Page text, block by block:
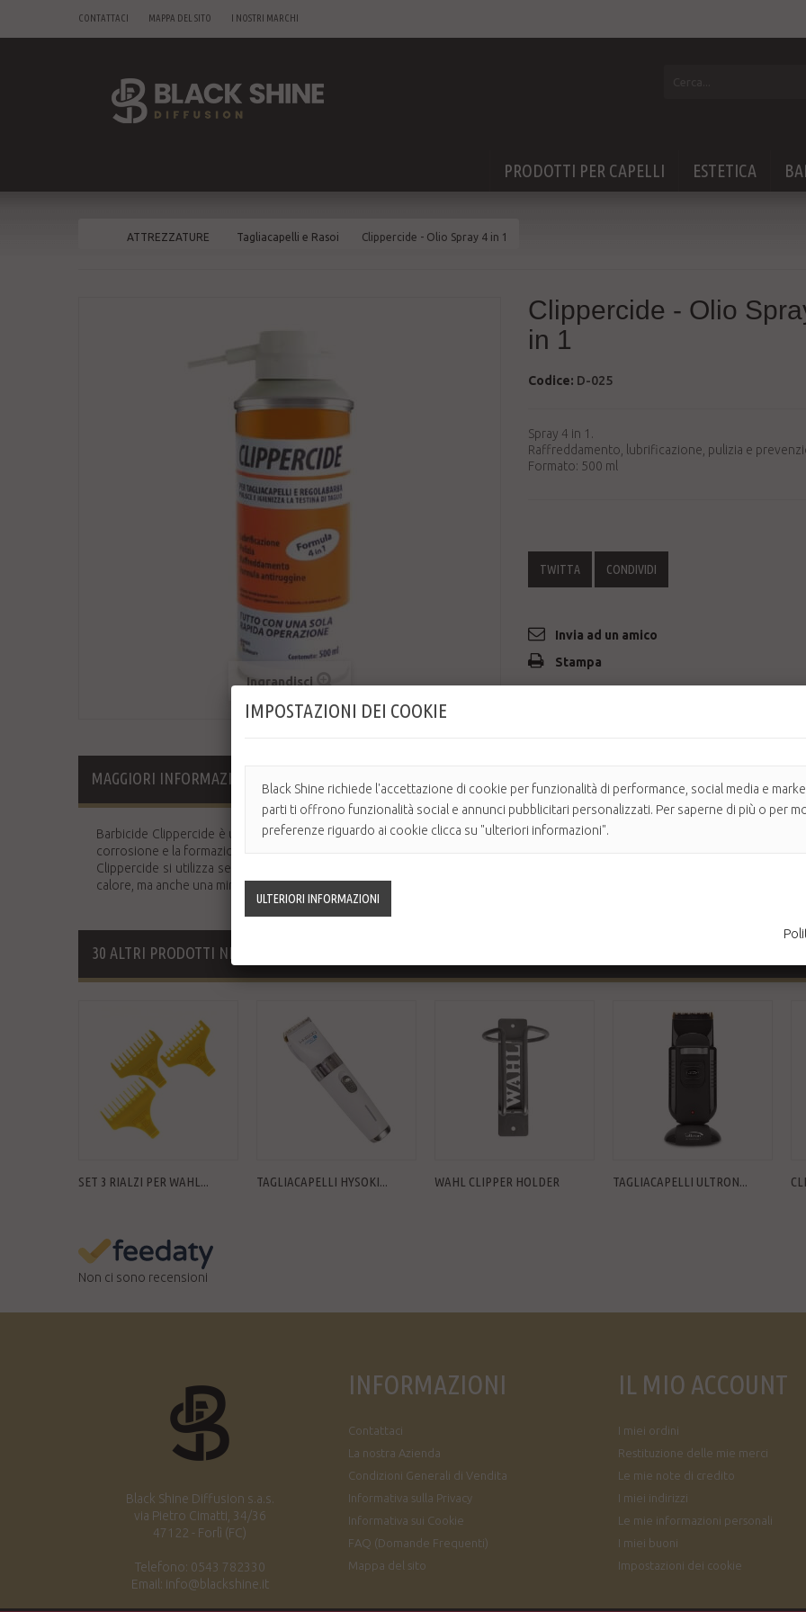
CONTATTACI MAPPA DEL SITO I NOSTRI MARCHI
ESTETICA
PRODOTTI PER CAPELLI
ATTREZZATURE Tagliacapelli e Rasoi Clippercide - Olio Spray 4 in 1
Ingrandisci
Clippercide - Olio
in 1
Codice: D-025
Spray 4 in 1.
Raffreddamento, lubrificazione, pulizia e
Formato: 500 ml
TWITTA CONDIVIDI
Invia ad un amico
Stampa
MAGGIORI INFORMAZIONI
Barbicide Clippercide è uno spray altamente efficace 4 in 1, per il raffreddamento immediato, la lubrificazione e la pulizia
corrosione e la formazione della ruggine.
Clippercide si utilizza semplicemente spruzzando prima e durante l'uso della testina sulla superficie e a lato della stessa. Il
calore, ma anche una minore usura della testina senza lasciare su quest'ultima un abbondante residuo oleoso.
30 ALTRI PRODOTTI NELLA STESSA CATEGORIA
SET 3 RIALZI PER WAHL... TAGLIACAPELLI HYSOKI... WAHL CLIPPER HOLDER TAGLIACAPELLI ULTRON...
Non ci sono recensioni
Black Shine Diffusion s.a.s.
via Pietro Cimatti, 34/36
47122 - Forlì (FC)
Telefono: 0543 782330
Email: info@blackshine.it
INFORMAZIONI
Contattaci
La nostra Azienda
Condizioni Generali di Vendita
Informativa sulla Privacy
Informativa sui Cookie
FAQ (Domande Frequenti)
Mappa del sito
IL MIO ACCOUNT
I miei ordini
Restituzione delle mie merci
Le mie note di credito
I miei indirizzi
Le mie informazioni personali
I miei buoni
Impostazioni dei cookie
IMPOSTAZIONI DEI COOKIE
Black Shine richiede l'accettazione di cookie per funzionalità di performance, social media e
parti ti offrono funzionalità social e annunci pubblicitari personalizzati. Per saperne di più o per
preferenze riguardo ai cookie clicca su "ulteriori informazioni".